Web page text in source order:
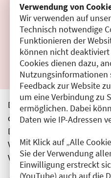
Verwendung von
Wir verwenden auf
Technisch notwendige
Funktionieren der
können nicht
Cookies dienen dazu,
Feedback zur Website
um eine Verbindung zu
ermöglichen. Dabei
Daten wie IP-Adressen
Mit Klick auf „Alle
Sie der Verwendung
Einwilligung erstreckt
(YouTube) auch auf die
Filter zurücksetzen
Ergebnisse
Die hier aufgeführten
den unmittelbar vom
Die Ärztekammer Berlin
Verantwortung für den
Veranstalter.